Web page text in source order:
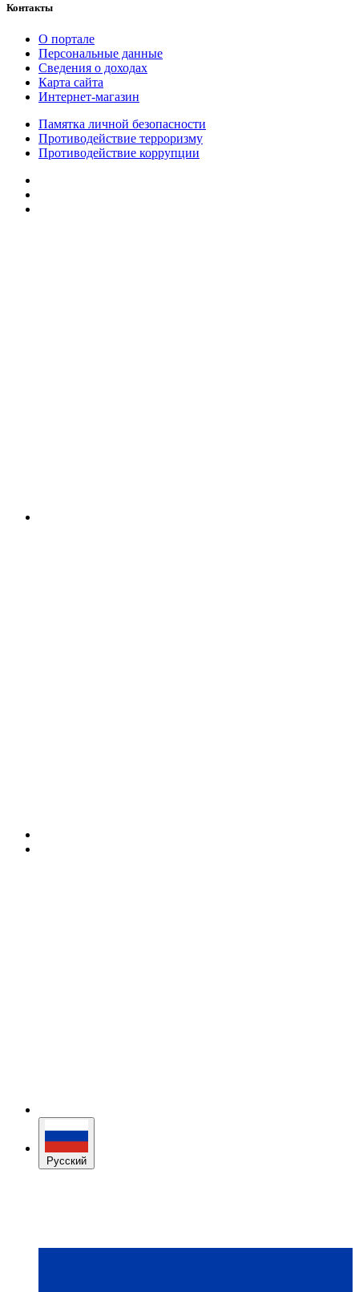
Контакты
О портале
Персональные данные
Сведения о доходах
Карта сайта
Интернет-магазин
Памятка личной безопасности
Противодействие терроризму
Противодействие коррупции
Русский